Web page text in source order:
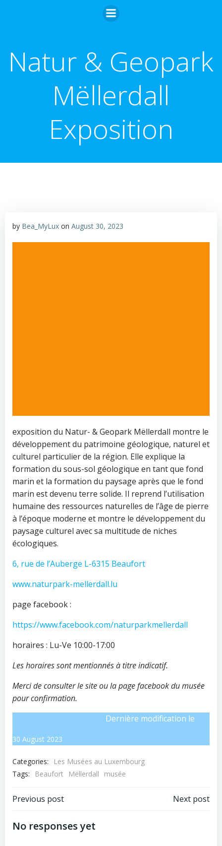
Skip
to
Natur & Geopark
Mëllerdall
Exposition
by Bea_MyLux on August 30, 2023
exposition du Natur- & Geopark Mëllerdall montre le
développement du patrimoine géologique, naturel et
culturel particulier de la région. Elle explique la
formation du sous-sol géologique en tant que fond
marin et la formation du paysage après que le fond
marin est devenu terre solide. Il reprend l’utilisation
humaine des ressources naturelles de l’âge de pierre
à l’époque moderne et montre le développement du
paysage culturel avec sa multitude de niches
écologiques.
6, rue de l’Auberge L-6315 Beaufort
www.naturpark-mellerdall.lu
page facebook :
https://www.facebook.com/naturparkmellerdall
horaires : Lu-Ve 10:00-17:00
Les horaires sont mentionnés à titre indicatif.
Merci de consulter le site ou la page facebook du musée
pour confirmation.
Dernière modification le
30 August 2023
Categories:
Les Musées au Luxembourg
Tags:
Beaufort Mëllerdall musée
Post
navigation
Previous post Next post
No responses yet